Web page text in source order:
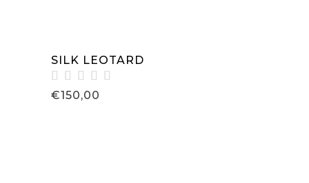
SILK LEOTARD
Bewertet
mit
€150,00